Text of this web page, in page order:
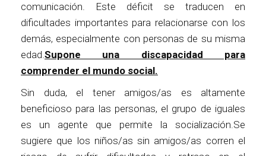
comunicación. Este déficit se traducen en
dificultades importantes para relacionarse con los
demás, especialmente con personas de su misma
edad.Supone una discapacidad para
comprender el mundo social.
Sin duda, el tener amigos/as es altamente
beneficioso para las personas, el grupo de iguales
es un agente que permite la socialización.Se
sugiere que los niños/as sin amigos/as corren el